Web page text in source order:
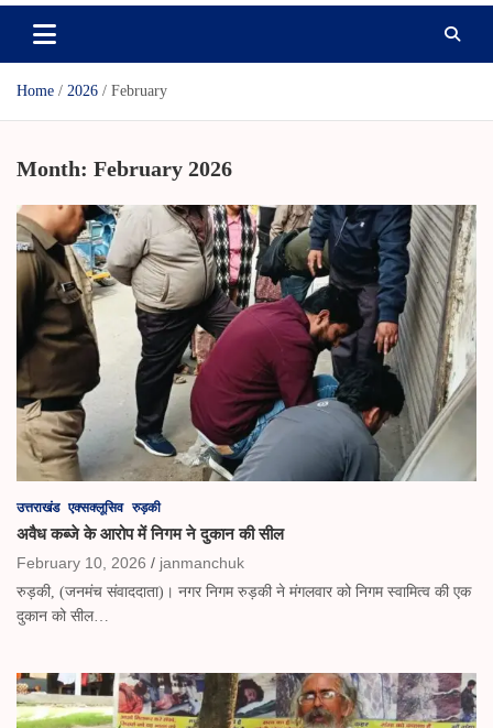
Home 2026 February
Month: February 2026
उत्तराखंड एक्सक्लूसिव रुड़की
अवैध कब्जे के आरोप में निगम ने दुकान की सील
February 10, 2026
janmanchuk
रुड़की, (जनमंच संवाददाता)। नगर निगम रुड़की ने मंगलवार को निगम स्वामित्व की एक
दुकान को सील…